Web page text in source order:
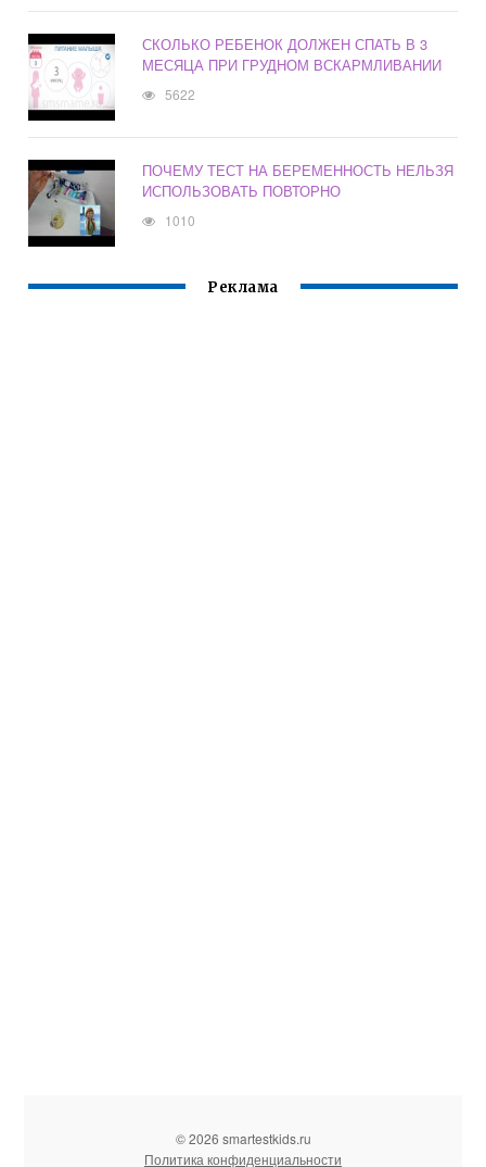
СКОЛЬКО РЕБЕНОК ДОЛЖЕН СПАТЬ В 3
МЕСЯЦА ПРИ ГРУДНОМ ВСКАРМЛИВАНИИ
5622
ПОЧЕМУ ТЕСТ НА БЕРЕМЕННОСТЬ НЕЛЬЗЯ
ИСПОЛЬЗОВАТЬ ПОВТОРНО
1010
Реклама
© 2026 smartestkids.ru
Политика конфиденциальности